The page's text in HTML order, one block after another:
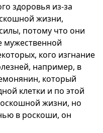
здоровья из-за
жизни,
потому что они
кого изгнание
например, в
который
клетки и по этой
жизни, но
в роскоши, он